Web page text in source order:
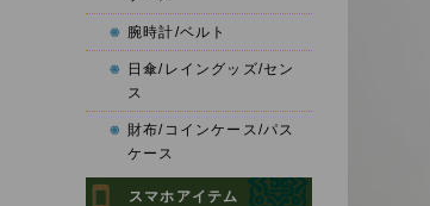
腕時計/ベルト
日傘/レイングッズ/セン
ス
財布/コインケース/パス
ケース
スマホアイテム